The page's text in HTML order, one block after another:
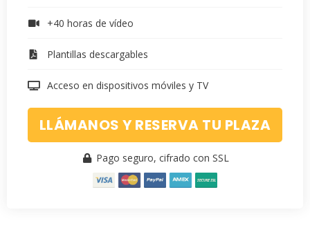
+40 horas de vídeo
Plantillas descargables
Acceso en dispositivos móviles y TV
LLÁMANOS Y RESERVA TU PLAZA
Pago seguro, cifrado con SSL